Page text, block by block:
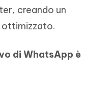
creando un
ottimizzato.
di WhatsApp è